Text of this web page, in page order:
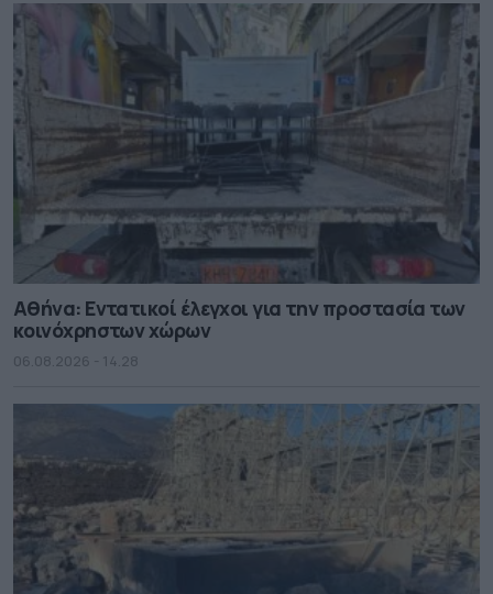
Αθήνα: Εντατικοί έλεγχοι για την προστασία των
κοινόχρηστων χώρων
06.08.2026 - 14.28